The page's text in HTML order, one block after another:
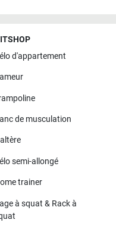
d'appartement
de musculation
semi-allongé
trainer
à squat & Rack à